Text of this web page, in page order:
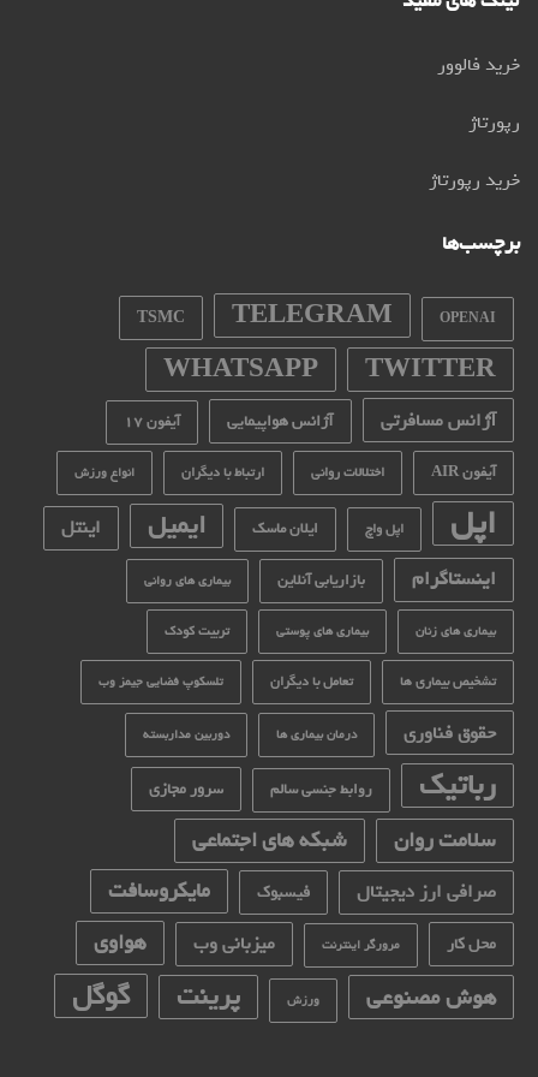
خرید فالوور
رپورتاژ
خرید رپورتاژ
برچسب‌ها
OPENAI
TELEGRAM
TSMC
TWITTER
WHATSAPP
آژانس مسافرتی آژانس هواپیمایی آیفون 17
آیفون AIR اختلالات روانی ارتباط با دیگران انواع ورزش
اپل اپل واچ ایلان ماسک ایمیل اینتل
اینستاگرام بازاریابی آنلاین بیماری های روانی
بیماری های زنان بیماری های پوستی تربیت کودک
تشخیص بیماری ها تعامل با دیگران تلسکوپ فضایی جیمز وب
حقوق فناوری درمان بیماری ها دوربین مداربسته
رباتیک روابط جنسی سالم سرور مجازی
سلامت روان شبکه های اجتماعی
صرافی ارز دیجیتال فیسبوک مایکروسافت
محل کار مرورگر اینترنت میزبانی وب هواوی
هوش مصنوعی ورزش پرینت گوگل